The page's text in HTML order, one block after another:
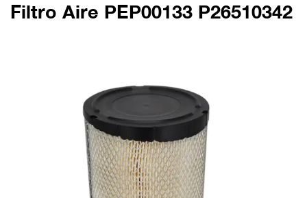
Filtro Aire PEP00133 P26510342